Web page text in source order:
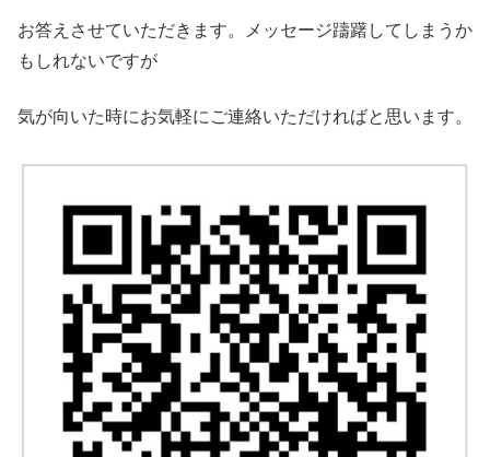
お答えさせていただきます。メッセージ躊躇してしまうか
もしれないですが
気が向いた時にお気軽にご連絡いただければと思います。